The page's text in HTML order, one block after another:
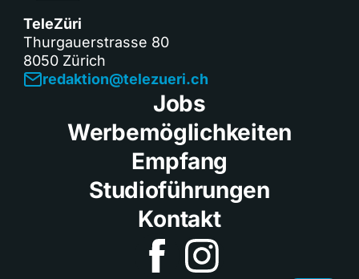
TeleZüri
Thurgauerstrasse 80
8050 Zürich
redaktion@telezueri.ch
Jobs
Werbemöglichkeiten
Empfang
Studioführungen
Kontakt